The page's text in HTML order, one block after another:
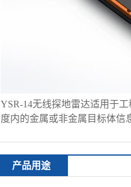
YSR-14无线探地雷达适用于
度内的金属或非金属目标体信
产品用途